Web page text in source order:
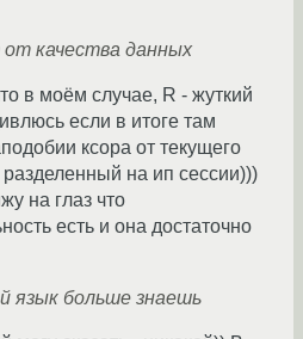
от качества данных
в моём случае, R - жуткий
если в итоге там
ксора от текущего
на ип сессии)))
на глаз что
есть и она достаточно
язык больше знаешь